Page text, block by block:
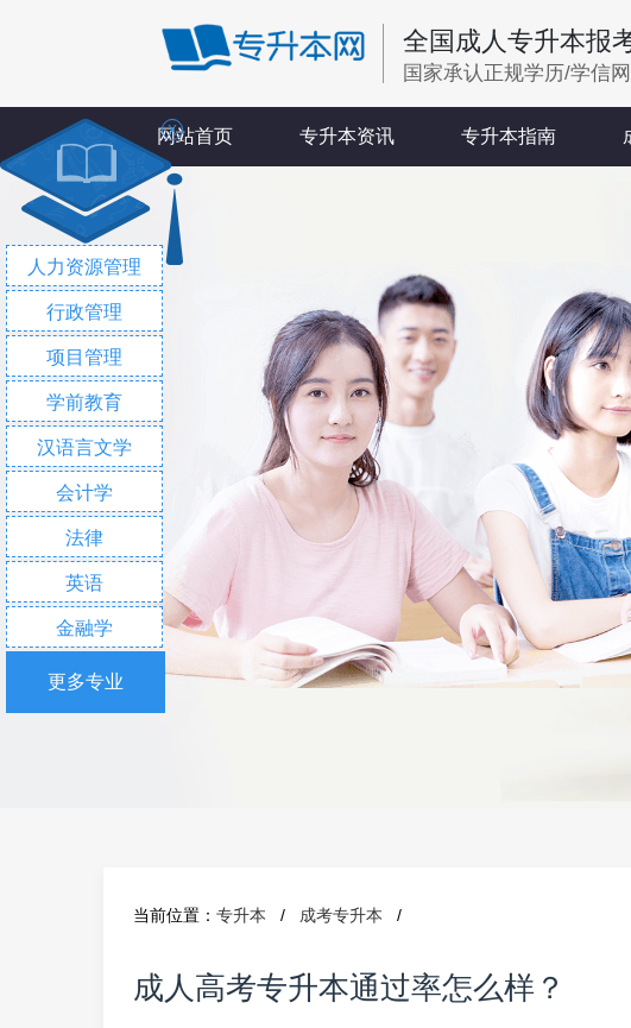
全国成人专升本报
国家承认正规学历/学信
网站首页 专升本资讯 专升本指南
当前位置： 专升本 / 成考专升本 /
成人高考专升本通过率怎么样？
人力资源管理
行政管理
项目管理
学前教育
汉语言文学
会计学
法律
英语
金融学
更多专业
X